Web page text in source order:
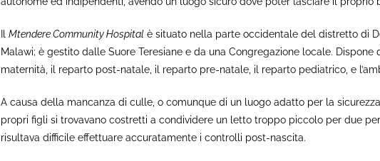
Mtendere Community Hospitalè situato nella parte occidentale del distretto di
Malawi; è gestito dalle Suore Teresiane e da una Congregazione locale.
maternità, il reparto post-natale, il reparto pre-natale, il reparto pediatrico, e
A causa della mancanza di culle, o comunque di un luogo adatto per la
propri figli si trovavano costretti a condividere un letto troppo piccolo per due
risultava difficile effettuare accuratamente i controlli post-nascita.